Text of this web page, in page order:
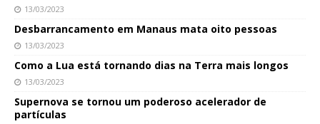
13/03/2023
Desbarrancamento em Manaus mata oito pessoas
13/03/2023
Como a Lua está tornando dias na Terra mais longos
13/03/2023
Supernova se tornou um poderoso acelerador de
partículas